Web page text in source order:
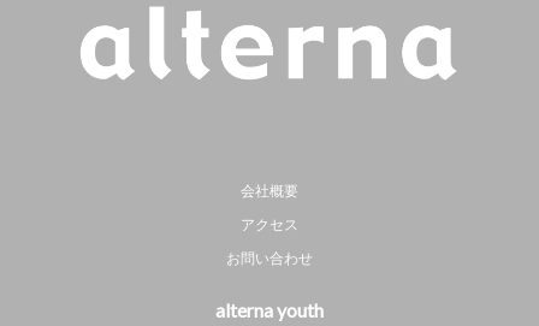
会社概要
アクセス
お問い合わせ
alterna youth